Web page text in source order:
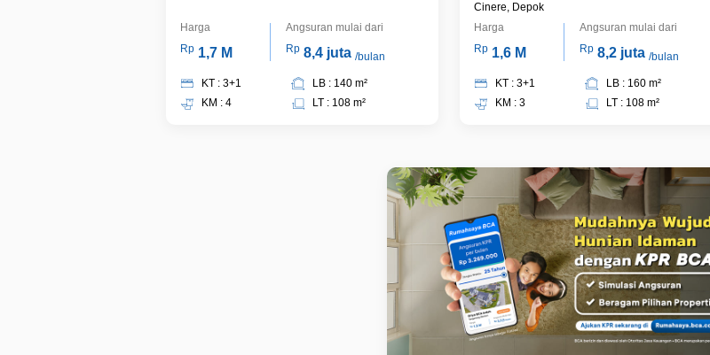
Harga
Rp 1,7 M
Angsuran mulai dari
Rp 8,4 juta /bulan
KT : 3+1
KM : 4
LB : 140 m²
LT : 108 m²
Cinere, Depok
Harga
Rp 1,6 M
Angsuran mulai dari
Rp 8,2 juta /bulan
KT : 3+1
KM : 3
LB : 160 m²
LT : 108 m²